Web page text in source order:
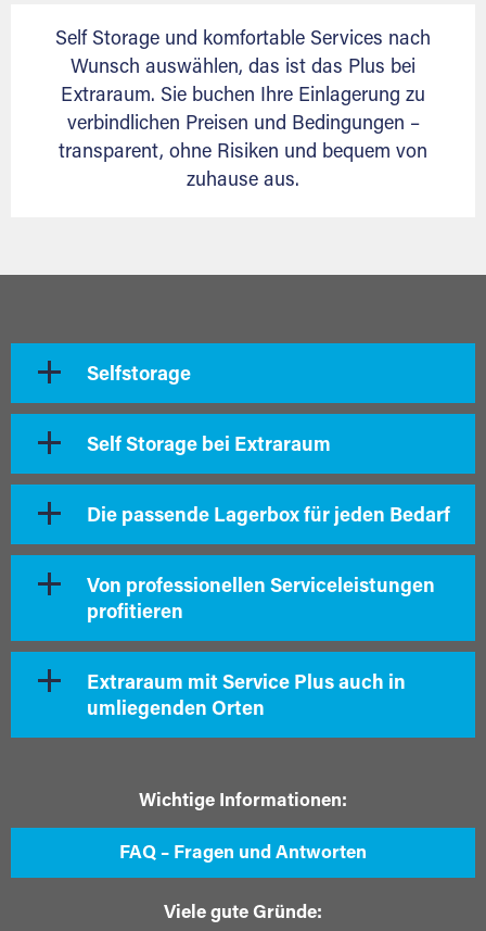
Self Storage und komfortable Services nach
Wunsch auswählen, das ist das Plus bei
Extraraum. Sie buchen Ihre Einlagerung zu
verbindlichen Preisen und Bedingungen –
transparent, ohne Risiken und bequem von
zuhause aus.
Selfstorage
Self Storage bei Extraraum
Die passende Lagerbox für jeden Bedarf
Von professionellen Serviceleistungen
profitieren
Extraraum mit Service Plus auch in
umliegenden Orten
Wichtige Informationen:
FAQ – Fragen und Antworten
Viele gute Gründe: